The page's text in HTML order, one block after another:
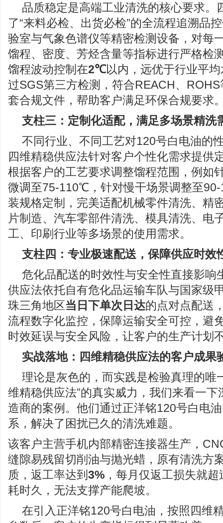
品质稳定是高端工业清洗的核心要求。
了“来料必检、出货必检”的全流程追溯品
验室与气象色谱仪等精密检测设备，对每
馏程、密度、芳烃含量等指标进行严格检
馏程波动控制在2℃以内，远优于行业平
过SGS第三方检测，符合REACH、
套合规文件，帮助客户满足环保合规要求
支柱三：定制化适配，满足多场景精洗
不同行业、不同工艺对120号白电油的
四维精稳供应法针对客户个性化需求提供
根据客户的工艺要求调整馏程范围，例如
微调至75-110℃，针对慢干场景调整至
装规格定制，完美适配机械零件清洗、精
片制造、汽车零部件清洗、模具清洗、电
工、印刷行业等多场景的使用需求。
支柱四：专业极速配送，保障供应时效
危化品配送的时效性与安全性直接影响
供应法依托自有危化品运输车队与国家级
珠三角地区当日下单次日达的点对点配送
流程数字化监控，保障运输安全可控，避
时效延误与安全风险，让客户的生产计划
实战落地：四维精稳供应法的客户成果
理论是灰色的，而实践是检验真理的唯
维精稳供应法”的真实威力，我们来看一
造商的案例。他们通过正洋铭120号白电
系，解决了困扰已久的清洗难题。
该客户主营手机内部精密连接器生产，
缝隙易残留切削油与抛光蜡，原有清洗方
质，返工率达到 3% ，每月仅返工损失就超
耗时久，无法支撑产能爬坡。
在引入正洋铭120号白电油，按照四维